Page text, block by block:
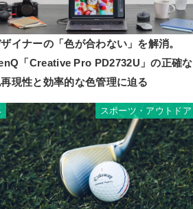
イナーの「色が合わない」を解消。
「Creative Pro PD2732U」の正確な
現性と効率的な色管理に迫る
スポーツ・アウトドア